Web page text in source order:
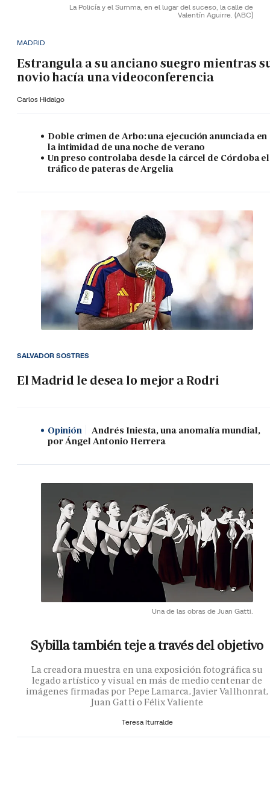
La Policía y el Summa, en el lugar del suceso, la calle de
Valentín Aguirre. (ABC)
MADRID
Estrangula a su anciano suegro mientras
novio hacía una videoconferencia
Carlos Hidalgo
Doble crimen de Arbo: una ejecución anunciada en
la intimidad de una noche de verano
Un preso controlaba desde la cárcel de Córdoba el
tráfico de pateras de Argelia
El Madrid le desea lo mejor a Rodri
SALVADOR SOSTRES
Opinión
Andrés Iniesta, una anomalía mundial,
por Ángel Antonio Herrera
Una de las obras de Juan Gatti.
Sybilla también teje a través del objetivo
La creadora muestra en una exposición fotográfica su
legado artístico y visual en más de medio centenar de
imágenes firmadas por Pepe Lamarca, Javier Vallhonrat,
Juan Gatti o Félix Valiente
Teresa Iturralde